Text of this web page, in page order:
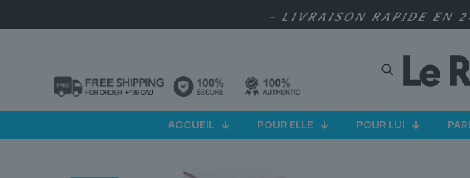
- LIVRAISON RAPIDE EN
ACCUEIL POUR ELLE POUR LUI